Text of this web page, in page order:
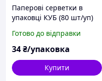
Паперові серветки в
упаковці КУБ (80 шт/уп)
Готово до відправки
34₴/упаковка
Купити